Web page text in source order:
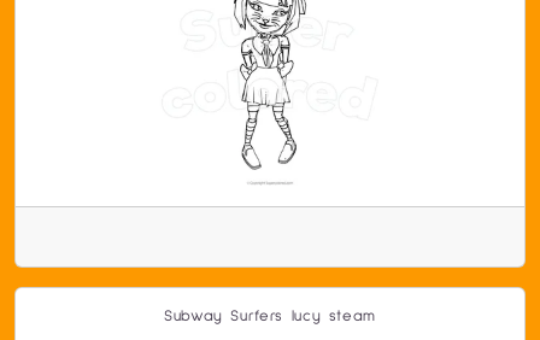
Subway Surfers lucy steam